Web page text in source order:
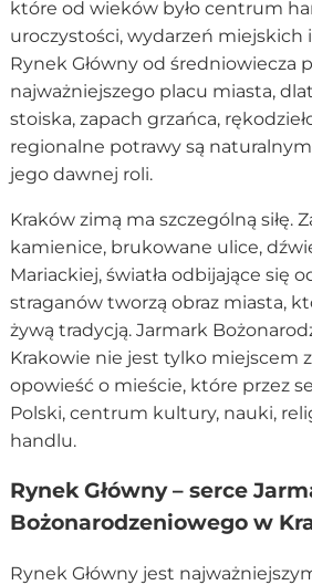
które od wieków było centrum
uroczystości, wydarzeń miejskich
Rynek Główny od średniowiecza
najważniejszego placu miasta,
stoiska, zapach grzańca,
regionalne potrawy są
jego dawnej roli.
Kraków zimą ma szczególną siłę.
kamienice, brukowane ulice,
Mariackiej, światła odbijające się
straganów tworzą obraz miasta,
żywą tradycją. Jarmark
Krakowie nie jest tylko miejscem
opowieść o mieście, które przez
Polski, centrum kultury, nauki,
handlu.
Rynek Główny – serce
Bożonarodzeniowego w
Rynek Główny jest